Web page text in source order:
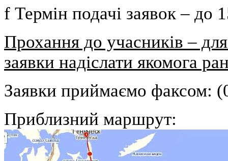
f Термін подачі заявок – до
Прохання до учасників –
заявки надіслати якомога
Заявки приймаємо факсом:
Приблизний маршрут: